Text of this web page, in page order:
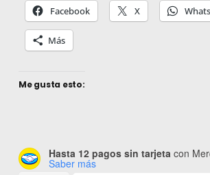
Facebook X
Más
Me gusta esto:
Hasta 12 pagos sin tarjeta con
Saber más